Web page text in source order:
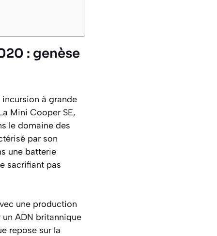
: genèse
à grande
Mini Cooper SE,
le domaine des
par son
une batterie
sacrifiant pas
une production
ADN britannique
repose sur la